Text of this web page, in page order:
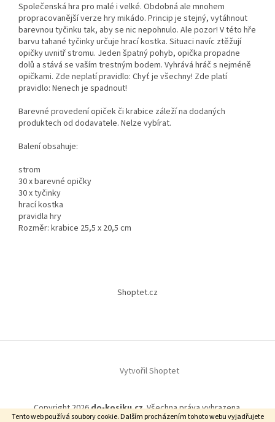
Tento web používá soubory cookie. Dalším procházením tohoto webu vyjadřujete
Společenská hra pro malé i velké. Obdobná ale mnohem
propracovanější verze hry mikádo. Princip je stejný, vytáhnout
barevnou tyčinku tak, aby se nic nepohnulo. Ale pozor! V této hře
barvu tahané tyčinky určuje hrací kostka. Situaci navíc ztěžují
opičky uvnitř stromu. Jeden špatný pohyb, opička propadne
dolů a stává se vaším trestným bodem. Vyhrává hráč s nejméně
opičkami. Zde neplatí pravidlo: Chyť je všechny! Zde platí
pravidlo: Nenech je spadnout!
Barevné provedení opiček či krabice záleží na dodaných
produktech od dodavatele. Nelze vybírat.
Balení obsahuje:
strom
30 x barevné opičky
30 x tyčinky
hrací kostka
pravidla hry
Rozměr: krabice 25,5 x 20,5 cm
í
Shoptet.cz
Vytvořil Shoptet
Copyright 2026do-kosiku.cz. Všechna práva vyhrazena.